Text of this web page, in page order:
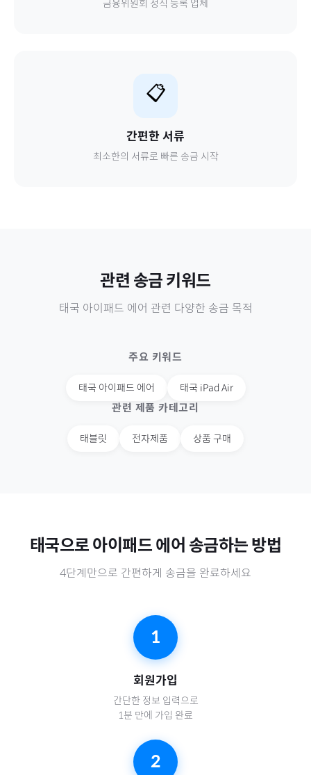
금융위원회 정식 등록 업체
📋
간편한 서류
최소한의 서류로 빠른 송금 시작
관련 송금 키워드
태국 아이패드 에어 관련 다양한 송금 목적
주요 키워드
태국 아이패드 에어 태국 iPad Air
관련 제품 카테고리
태블릿 전자제품 상품 구매
태국으로 아이패드 에어 송금하는 방법
4단계만으로 간편하게 송금을 완료하세요
1
회원가입
간단한 정보 입력으로
1분 만에 가입 완료
2